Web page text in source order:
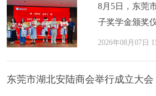
8月5日，东莞
子奖学金颁奖
2026年08月07日
东莞市湖北安陆商会举行成立大会